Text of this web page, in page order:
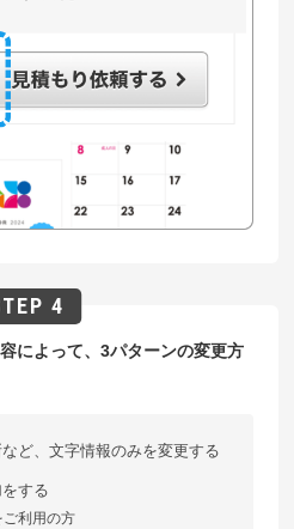
によって、3パターンの変更方
ど、文字情報のみを変更する
する
利用の方